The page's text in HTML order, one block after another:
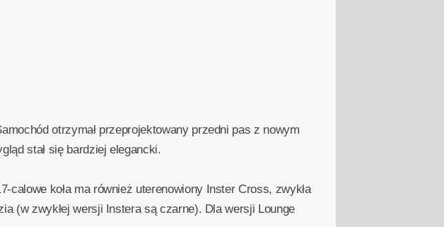
otrzymał przeprojektowany przedni pas z nowym
stał się bardziej elegancki.
koła ma również uterenowiony Inster Cross, zwykła
(w zwykłej wersji Instera są czarne). Dla wersji Lounge